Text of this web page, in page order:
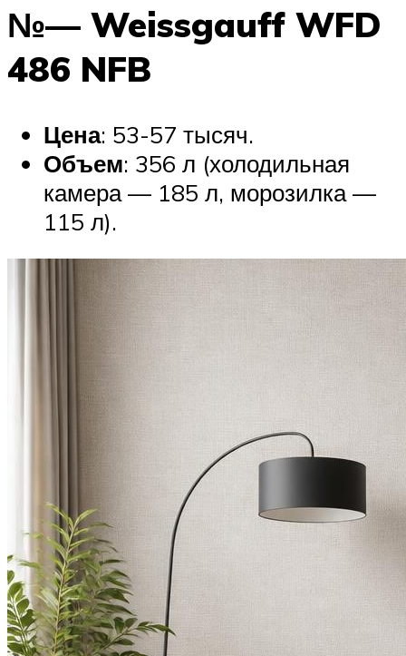
№— Weissgauff WFD
486 NFB
Цена: 53-57 тысяч.
Объем: 356 л (холодильная
камера — 185 л, морозилка —
115 л).